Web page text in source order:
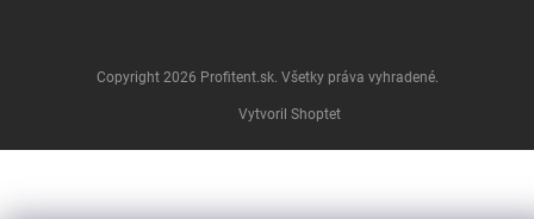
Vytvoril Shoptet
Copyright 2026 Profitent.sk. Všetky práva vyhradené.